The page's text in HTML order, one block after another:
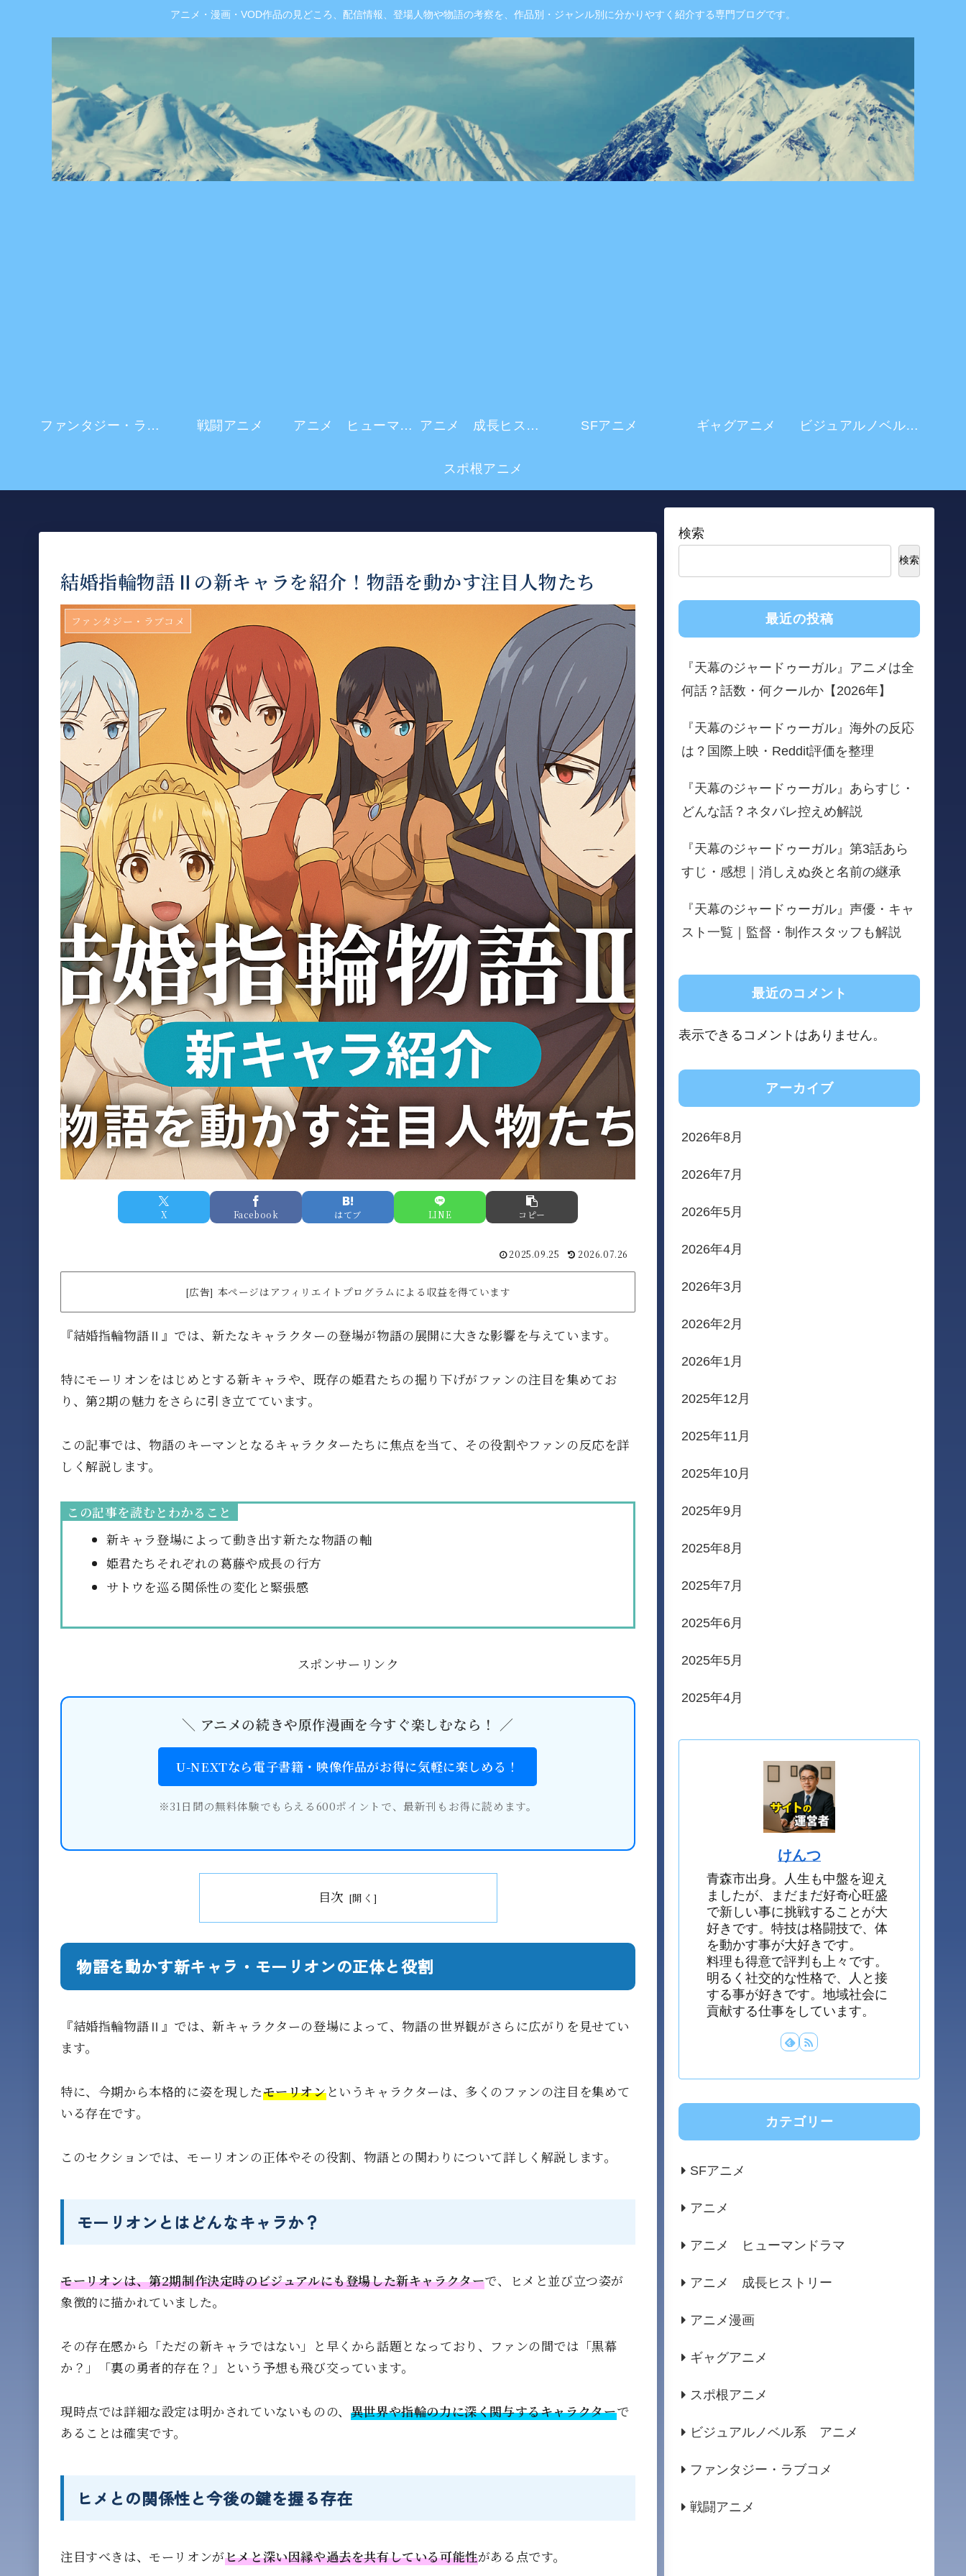
アニメ・漫画・VOD作品の見どころ、配信情報、登場人物や物語の考察を、作品別・ジャンル別に分かりやすく紹介する専門ブログです。
ファンタジー・ラブコメ 戦闘アニメ アニメ ヒューマンドラマ アニメ 成長ヒストリー SFアニメ ギャグアニメ ビジュアルノベル系 アニメ
スポ根アニメ
結婚指輪物語Ⅱの新キャラを紹介！物語を動かす注目人物たち
ファンタジー・ラブコメ
X Facebook はてブ LINE コピー
2025.09.25 2026.07.26
[広告] 本ページはアフィリエイトプログラムによる収益を得ています
『結婚指輪物語Ⅱ』では、新たなキャラクターの登場が物語の展開に大きな影響を与えています。
特にモーリオンをはじめとする新キャラや、既存の姫君たちの掘り下げがファンの注目を集めてお
り、第2期の魅力をさらに引き立てています。
この記事では、物語のキーマンとなるキャラクターたちに焦点を当て、その役割やファンの反応を詳
しく解説します。
この記事を読むとわかること
新キャラ登場によって動き出す新たな物語の軸
姫君たちそれぞれの葛藤や成長の行方
サトウを巡る関係性の変化と緊張感
スポンサーリンク
＼ アニメの続きや原作漫画を今すぐ楽しむなら！ ／
U-NEXTなら電子書籍・映像作品がお得に気軽に楽しめる！
※31日間の無料体験でもらえる600ポイントで、最新刊もお得に読めます。
目次
物語を動かす新キャラ・モーリオンの正体と役割
『結婚指輪物語Ⅱ』では、新キャラクターの登場によって、物語の世界観がさらに広がりを見せてい
ます。
特に、今期から本格的に姿を現したモーリオンというキャラクターは、多くのファンの注目を集めて
いる存在です。
このセクションでは、モーリオンの正体やその役割、物語との関わりについて詳しく解説します。
モーリオンとはどんなキャラか？
モーリオンは、第2期制作決定時のビジュアルにも登場した新キャラクターで、ヒメと並び立つ姿が
象徴的に描かれていました。
その存在感から「ただの新キャラではない」と早くから話題となっており、ファンの間では「黒幕
か？」「裏の勇者的存在？」という予想も飛び交っています。
現時点では詳細な設定は明かされていないものの、 異世界や指輪の力に深く関与するキャラクターで
あることは確実です。
ヒメとの関係性と今後の鍵を握る存在
注目すべきは、モーリオンがヒメと深い因縁や過去を共有している可能性がある点です。
検索
検索
最近の投稿
『天幕のジャードゥーガル』アニメは全
何話？話数・何クールか【2026年】
『天幕のジャードゥーガル』海外の反応
は？国際上映・Reddit評価を整理
『天幕のジャードゥーガル』あらすじ・
どんな話？ネタバレ控えめ解説
『天幕のジャードゥーガル』第3話あら
すじ・感想｜消しえぬ炎と名前の継承
『天幕のジャードゥーガル』声優・キャ
スト一覧｜監督・制作スタッフも解説
最近のコメント
表示できるコメントはありません。
アーカイブ
2026年8月
2026年7月
2026年5月
2026年4月
2026年3月
2026年2月
2026年1月
2025年12月
2025年11月
2025年10月
2025年9月
2025年8月
2025年7月
2025年6月
2025年5月
2025年4月
けんつ
青森市出身。人生も中盤を迎え
ましたが、まだまだ好奇心旺盛
で新しい事に挑戦することが大
好きです。特技は格闘技で、体
を動かす事が大好きです。
料理も得意で評判も上々です。
明るく社交的な性格で、人と接
する事が好きです。地域社会に
貢献する仕事をしています。
カテゴリー
SFアニメ
アニメ
アニメ ヒューマンドラマ
アニメ 成長ヒストリー
アニメ漫画
ギャグアニメ
スポ根アニメ
ビジュアルノベル系 アニメ
ファンタジー・ラブコメ
戦闘アニメ